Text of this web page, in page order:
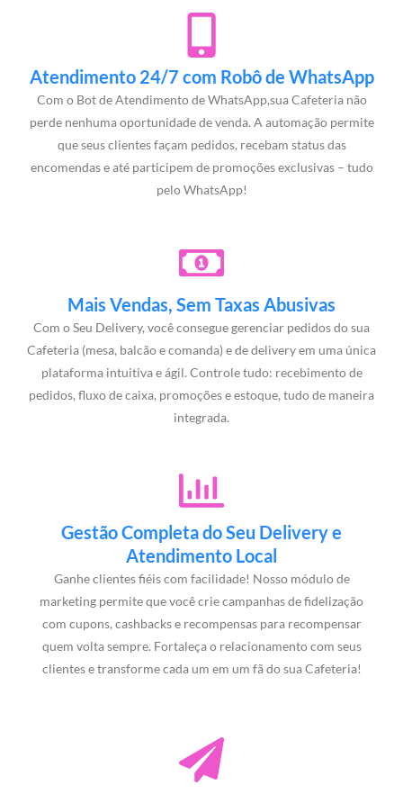
Atendimento 24/7 com Robô de WhatsApp
Com o Bot de Atendimento de WhatsApp,sua Cafeteria não
perde nenhuma oportunidade de venda. A automação permite
que seus clientes façam pedidos, recebam status das
encomendas e até participem de promoções exclusivas – tudo
pelo WhatsApp!
Mais Vendas, Sem Taxas Abusivas
Com o Seu Delivery, você consegue gerenciar pedidos do sua
Cafeteria (mesa, balcão e comanda) e de delivery em uma única
plataforma intuitiva e ágil. Controle tudo: recebimento de
pedidos, fluxo de caixa, promoções e estoque, tudo de maneira
integrada.
Gestão Completa do Seu Delivery e
Atendimento Local
Ganhe clientes fiéis com facilidade! Nosso módulo de
marketing permite que você crie campanhas de fidelização
com cupons, cashbacks e recompensas para recompensar
quem volta sempre. Fortaleça o relacionamento com seus
clientes e transforme cada um em um fã do sua Cafeteria!